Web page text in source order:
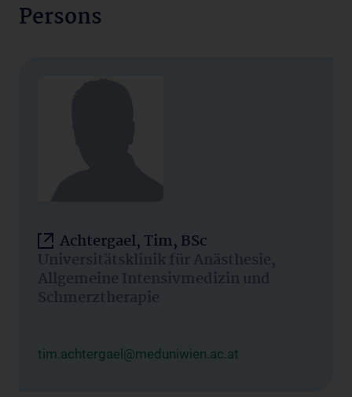
Persons
Achtergael, Tim, BSc
Universitätsklinik für Anästhesie,
Allgemeine Intensivmedizin und
Schmerztherapie
tim.achtergael@meduniwien.ac.at